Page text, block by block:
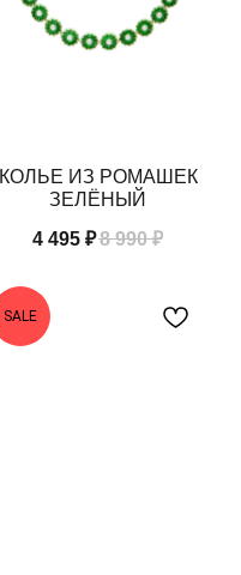
КОЛЬЕ ИЗ РОМАШЕК
ЗЕЛЁНЫЙ
4 495 ₽8 990 ₽
SALE